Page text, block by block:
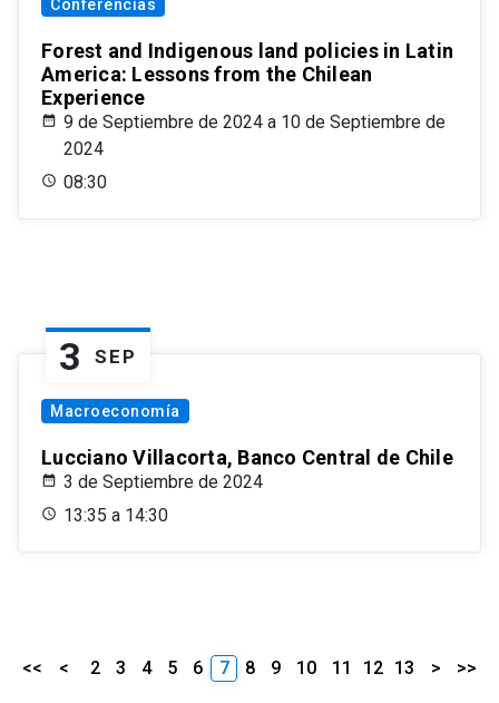
Conferencias
Forest and Indigenous land policies in Latin
America: Lessons from the Chilean
Experience
9 de Septiembre de 2024 a 10 de Septiembre de
2024
08:30
3 SEP
Macroeconomía
Lucciano Villacorta, Banco Central de Chile
3 de Septiembre de 2024
13:35 a 14:30
<< < 2 3 4 5 6 7 8 9 10 11 12 13 > >>